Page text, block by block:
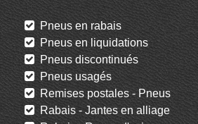
Pneus en rabais
Pneus en liquidations
Pneus discontinués
Pneus usagés
Remises postales - Pneus
Rabais - Jantes en alliage